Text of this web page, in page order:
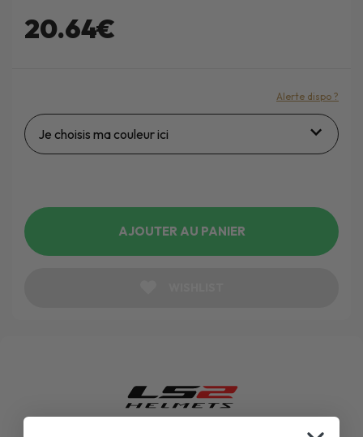
20.64€
Je choisis ma couleur ici
Alerte dispo ?
AJOUTER AU PANIER